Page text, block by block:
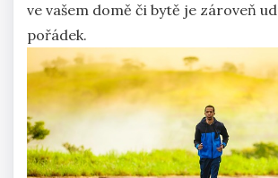
ve vašem domě či bytě je zároveň
pořádek.